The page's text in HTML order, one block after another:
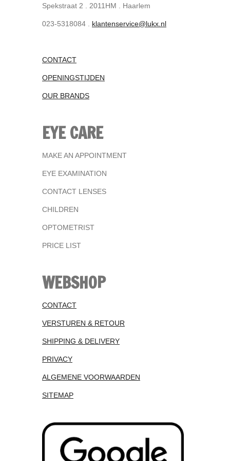
Spekstraat 2 . 2011HM . Haarlem
023-5318084 . klantenservice@lukx.nl
CONTACT
OPENINGSTIJDEN
OUR BRANDS
EYE CARE
MAKE AN APPOINTMENT
EYE EXAMINATION
CONTACT LENSES
CHILDREN
OPTOMETRIST
PRICE LIST
WEBSHOP
CONTACT
VERSTUREN & RETOUR
SHIPPING & DELIVERY
PRIVACY
ALGEMENE VOORWAARDEN
SITEMAP